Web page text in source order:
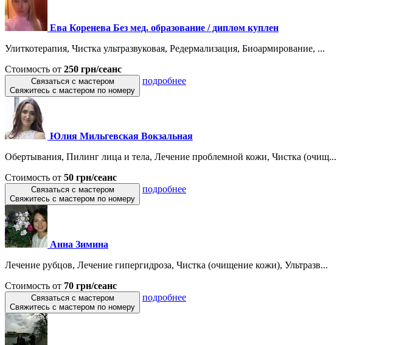
Ева Коренева Без мед. образование / диплом куплен
Улиткотерапия, Чистка ультразвуковая, Редермализация, Биоармирование, ...
Стоимость от 250 грн/сеанс
Связаться с мастером
Свяжитесь с мастером по номеру
подробнее
Юлия Мильгевская Вокзальная
Обертывания, Пилинг лица и тела, Лечение проблемной кожи, Чистка (очищ...
Стоимость от 50 грн/сеанс
Связаться с мастером
Свяжитесь с мастером по номеру
подробнее
Анна Зимина
Лечение рубцов, Лечение гипергидроза, Чистка (очищение кожи), Ультразв...
Стоимость от 70 грн/сеанс
Связаться с мастером
Свяжитесь с мастером по номеру
подробнее